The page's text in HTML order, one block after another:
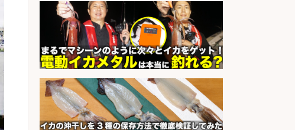
レジ打ち/日払いOK/おさかなの三枚
おろし/新潟県/小千谷市
会社名 株式会社G&G
sponsored by 求人ボックス
精肉・青果・鮮魚販売/「志布志
市」「時給1,150円〜」志布志駅か